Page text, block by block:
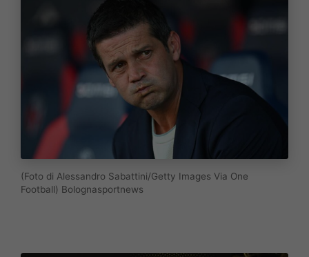
(Foto di Alessandro Sabattini/Getty Images Via One
Football) Bolognasportnews